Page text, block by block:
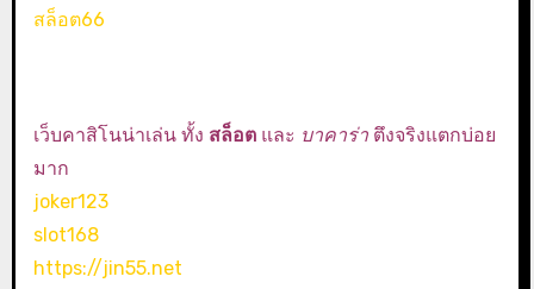
สล็อต66
เว็บคาสิโนน่าเล่น ทั้ง สล็อตและ บาคาร่าตึงจริงแตกบ่อย
มาก
joker123
slot168
https://jin55.net